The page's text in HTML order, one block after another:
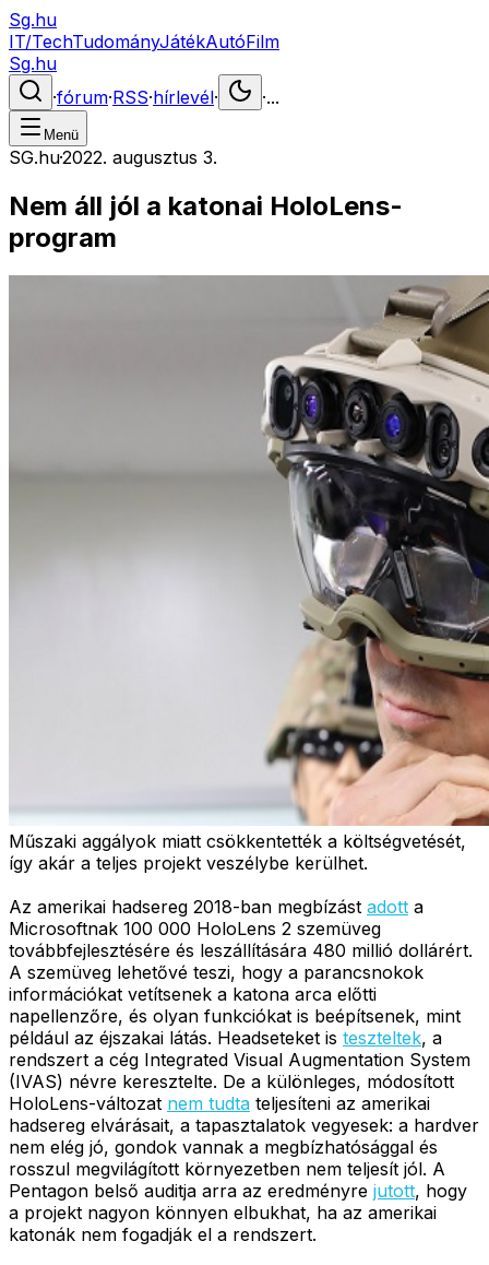
Sg.hu
IT/TechTudományJátékAutóFilm
Sg.hu
·fórum·RSS·hírlevél· ·...
Menü
SG.hu·2022. augusztus 3.
Nem áll jól a katonai HoloLens-
program
Műszaki aggályok miatt csökkentették a költségvetését,
így akár a teljes projekt veszélybe kerülhet.
Az amerikai hadsereg 2018-ban megbízást adott a
Microsoftnak 100 000 HoloLens 2 szemüveg
továbbfejlesztésére és leszállítására 480 millió dollárért.
A szemüveg lehetővé teszi, hogy a parancsnokok
információkat vetítsenek a katona arca előtti
napellenzőre, és olyan funkciókat is beépítsenek, mint
például az éjszakai látás. Headseteket is teszteltek, a
rendszert a cég Integrated Visual Augmentation System
(IVAS) névre keresztelte. De a különleges, módosított
HoloLens-változat nem tudta teljesíteni az amerikai
hadsereg elvárásait, a tapasztalatok vegyesek: a hardver
nem elég jó, gondok vannak a megbízhatósággal és
rosszul megvilágított környezetben nem teljesít jól. A
Pentagon belső auditja arra az eredményre jutott, hogy
a projekt nagyon könnyen elbukhat, ha az amerikai
katonák nem fogadják el a rendszert.